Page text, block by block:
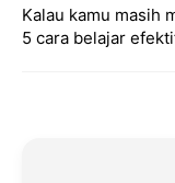
Kalau kamu masih
5 cara belajar